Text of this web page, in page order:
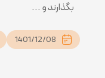
بگذارند و ...
1401/12/08